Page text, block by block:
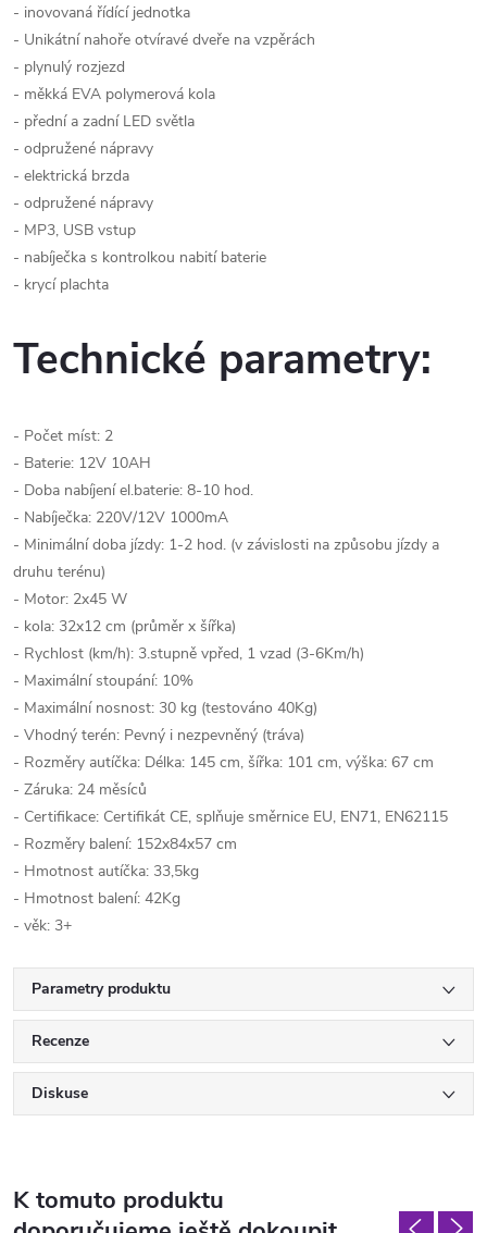
- inovovaná řídící jednotka
- Unikátní nahoře otvíravé dveře na vzpěrách
- plynulý rozjezd
- měkká EVA polymerová kola
- přední a zadní LED světla
- odpružené nápravy
- elektrická brzda
- odpružené nápravy
- MP3, USB vstup
- nabíječka s kontrolkou nabití baterie
- krycí plachta
Technické parametry:
- Počet míst: 2
- Baterie: 12V 10AH
- Doba nabíjení el.baterie: 8-10 hod.
- Nabíječka: 220V/12V 1000mA
- Minimální doba jízdy: 1-2 hod. (v závislosti na způsobu jízdy a
druhu terénu)
- Motor: 2x45 W
- kola: 32x12 cm (průměr x šířka)
- Rychlost (km/h): 3.stupně vpřed, 1 vzad (3-6Km/h)
- Maximální stoupání: 10%
- Maximální nosnost: 30 kg (testováno 40Kg)
- Vhodný terén: Pevný i nezpevněný (tráva)
- Rozměry autíčka: Délka: 145 cm, šířka: 101 cm, výška: 67 cm
- Záruka: 24 měsíců
- Certifikace: Certifikát CE, splňuje směrnice EU, EN71, EN62115
- Rozměry balení: 152x84x57 cm
- Hmotnost autíčka: 33,5kg
- Hmotnost balení: 42Kg
- věk: 3+
Parametry produktu
Recenze
Diskuse
K tomuto produktu